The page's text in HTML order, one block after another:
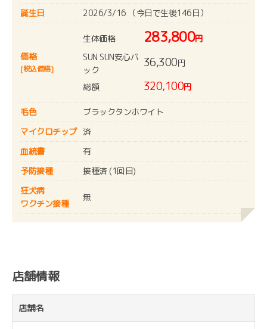
誕生日
2026/3/16 （今日で生後146日）
価格
[税込価格]
生体価格 283,800円
SUN SUN安心パ
ック
36,300円
総額 320,100円
毛色
ブラックタンホワイト
マイクロチップ 済
血統書
有
予防接種
接種済 (1回目)
狂犬病
ワクチン接種
無
店舗情報
店舗名